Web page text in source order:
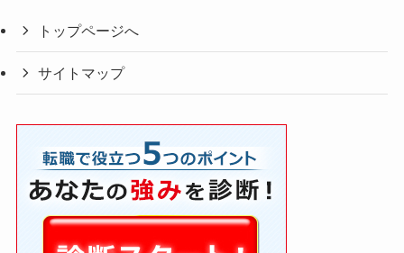
トップページへ
サイトマップ